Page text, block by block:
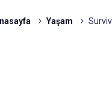
Yaşam